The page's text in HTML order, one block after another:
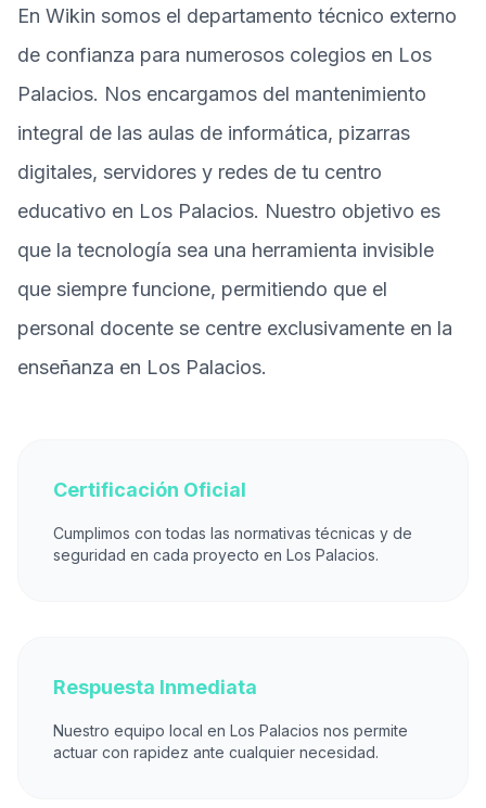
En Wikin somos el departamento técnico externo
de confianza para numerosos colegios en Los
Palacios. Nos encargamos del mantenimiento
integral de las aulas de informática, pizarras
digitales, servidores y redes de tu centro
educativo en Los Palacios. Nuestro objetivo es
que la tecnología sea una herramienta invisible
que siempre funcione, permitiendo que el
personal docente se centre exclusivamente en la
enseñanza en Los Palacios.
Certificación Oficial
Cumplimos con todas las normativas técnicas y de
seguridad en cada proyecto en Los Palacios.
Respuesta Inmediata
Nuestro equipo local en Los Palacios nos permite
actuar con rapidez ante cualquier necesidad.